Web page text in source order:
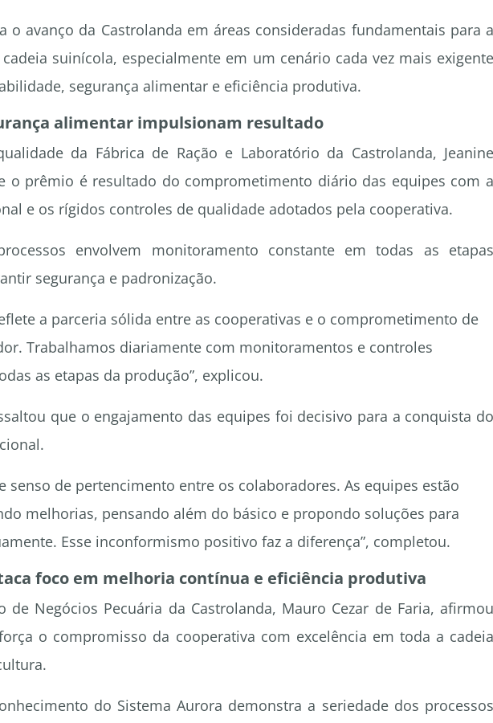
o avanço da Castrolanda em áreas consideradas fundamentais para a
suinícola, especialmente em um cenário cada vez mais exigente
segurança alimentar e eficiência produtiva.
alimentar impulsionam resultado
da Fábrica de Ração e Laboratório da Castrolanda, Jeanine
o prêmio é resultado do comprometimento diário das equipes com a
e os rígidos controles de qualidade adotados pela cooperativa.
envolvem monitoramento constante em todas as etapas
segurança e padronização.
a parceria sólida entre as cooperativas e o comprometimento de
Trabalhamos diariamente com monitoramentos e controles
as etapas da produção”, explicou.
que o engajamento das equipes foi decisivo para a conquista do
senso de pertencimento entre os colaboradores. As equipes estão
melhorias, pensando além do básico e propondo soluções para
Esse inconformismo positivo faz a diferença”, completou.
foco em melhoria contínua e eficiência produtiva
de Negócios Pecuária da Castrolanda, Mauro Cezar de Faria, afirmou
o compromisso da cooperativa com excelência em toda a cadeia
do Sistema Aurora demonstra a seriedade dos processos